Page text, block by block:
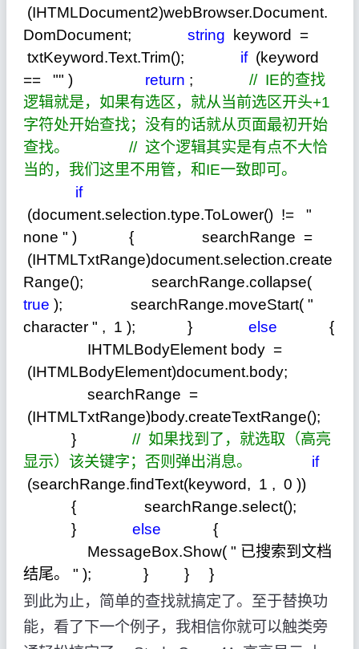
(IHTMLDocument2)webBrowser.Document.
DomDocument;
string keyword
=
txtKeyword.Text.Trim();
if (keyword
==
"" ) return ; // IE的查找
逻辑就是，如果有选区，就从当前选区开头+1
字符处开始查找；没有的话就从页面最初开始
查找。
// 这个逻辑其实是有点不大恰
当的，我们这里不用管，和IE一致即可。
if
(document.selection.type.ToLower() !=
"
none " ) { searchRange =
(IHTMLTxtRange)document.selection.create
Range(); searchRange.collapse(
true ); searchRange.moveStart( "
character " , 1 ); } else
{
IHTMLBodyElement body =
(IHTMLBodyElement)document.body;
searchRange =
(IHTMLTxtRange)body.createTextRange();
}
// 如果找到了，就选取（高亮
显示）该关键字；否则弹出消息。
if
(searchRange.findText(keyword, 1 , 0 ))
{ searchRange.select();
}
else
{
MessageBox.Show( " 已搜索到文档
结尾。
" ); } } }
到此为止，简单的查找就搞定了。至于替换功
能，看了下一个例子，我相信你就可以触类旁